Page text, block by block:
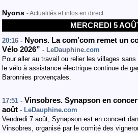
Nyons - Actualités et infos en direct
MERCREDI 5
20:16 - Nyons. La com’com remet un
Vélo 2026” - LeDauphine.com
Pour aller au travail ou relier les villages sans
le vélo à assistance électrique continue de
Baronnies provençales.
17:51 - Vinsobres. Synapson en
août - LeDauphine.com
Vendredi 7 août, Synapson est en concert
Vinsobres, organisé par le comité des